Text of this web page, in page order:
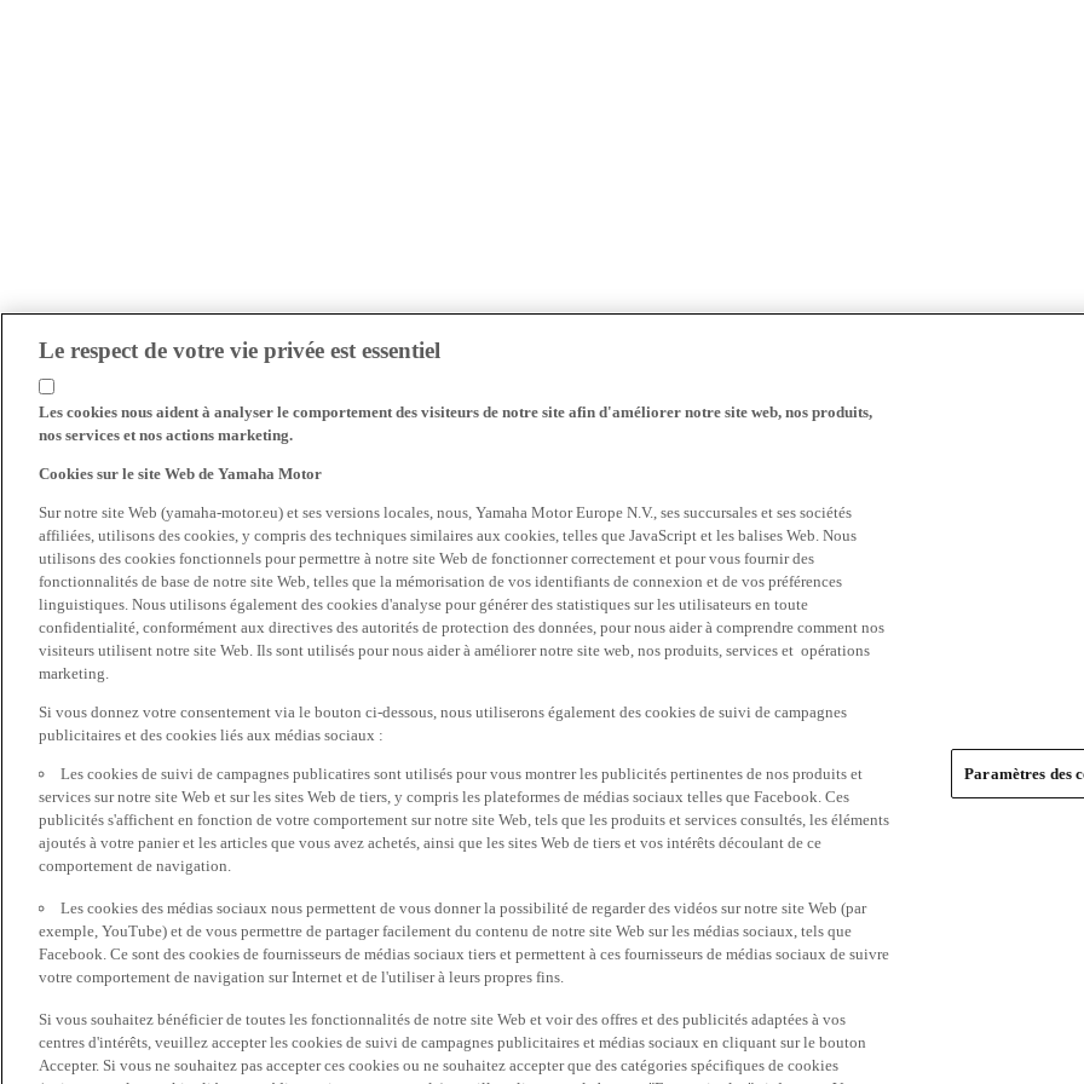
Le respect de votre vie privée est essentiel
Les cookies nous aident à analyser le comportement des visiteurs de notre site afin d'améliorer notre site web, nos produits,
nos services et nos actions marketing.
Cookies sur le site Web de Yamaha Motor
Sur notre site Web (yamaha-motor.eu) et ses versions locales, nous, Yamaha Motor Europe N.V., ses succursales et ses sociétés
affiliées, utilisons des cookies, y compris des techniques similaires aux cookies, telles que JavaScript et les balises Web. Nous
utilisons des cookies fonctionnels pour permettre à notre site Web de fonctionner correctement et pour vous fournir des
fonctionnalités de base de notre site Web, telles que la mémorisation de vos identifiants de connexion et de vos préférences
linguistiques. Nous utilisons également des cookies d'analyse pour générer des statistiques sur les utilisateurs en toute
confidentialité, conformément aux directives des autorités de protection des données, pour nous aider à comprendre comment nos
visiteurs utilisent notre site Web. Ils sont utilisés pour nous aider à améliorer notre site web, nos produits, services et opérations
marketing.
Si vous donnez votre consentement via le bouton ci-dessous, nous utiliserons également des cookies de suivi de campagnes
publicitaires et des cookies liés aux médias sociaux :
Les cookies de suivi de campagnes publicatires sont utilisés pour vous montrer les publicités pertinentes de nos produits et
services sur notre site Web et sur les sites Web de tiers, y compris les plateformes de médias sociaux telles que Facebook. Ces
publicités s'affichent en fonction de votre comportement sur notre site Web, tels que les produits et services consultés, les éléments
ajoutés à votre panier et les articles que vous avez achetés, ainsi que les sites Web de tiers et vos intérêts découlant de ce
comportement de navigation.
Les cookies des médias sociaux nous permettent de vous donner la possibilité de regarder des vidéos sur notre site Web (par
exemple, YouTube) et de vous permettre de partager facilement du contenu de notre site Web sur les médias sociaux, tels que
Facebook. Ce sont des cookies de fournisseurs de médias sociaux tiers et permettent à ces fournisseurs de médias sociaux de suivre
votre comportement de navigation sur Internet et de l'utiliser à leurs propres fins.
Si vous souhaitez bénéficier de toutes les fonctionnalités de notre site Web et voir des offres et des publicités adaptées à vos
centres d'intérêts, veuillez accepter les cookies de suivi de campagnes publicitaires et médias sociaux en cliquant sur le bouton
Accepter. Si vous ne souhaitez pas accepter ces cookies ou ne souhaitez accepter que des catégories spécifiques de cookies
Paramètres des